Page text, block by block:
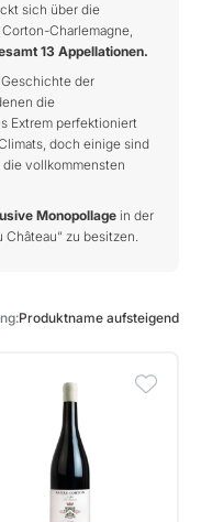
sich über die
Charlemagne,
13 Appellationen.
der
die
Extrem perfektioniert
doch einige sind
vollkommensten
Monopollage in der
zu besitzen.
Produktname aufsteigend